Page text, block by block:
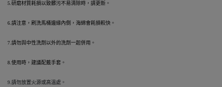
5.研磨材質耗損以致髒污不易清除時，請更新。
6.請注意，刷洗馬桶邊緣內側，海綿會耗損較快。
7.請勿與中性洗劑以外的洗劑一起併用。
8.使用時，建議配戴手套。
9.請勿放置火源或高溫處。